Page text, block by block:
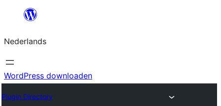
de
inhoud
Nederlands
WordPress downloaden
Plugin Directory